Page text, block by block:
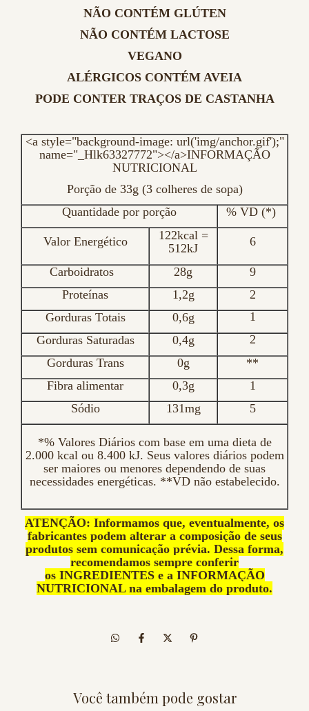
NÃO CONTÉM GLÚTEN
NÃO CONTÉM LACTOSE
VEGANO
ALÉRGICOS CONTÉM AVEIA
PODE CONTER TRAÇOS DE CASTANHA
<a style="background-image: url('img/anchor.gif');"
name="_Hlk63327772"></a>INFORMAÇÃO
NUTRICIONAL
Porção de 33g (3 colheres de sopa)
Quantidade por porção
% VD (*)
Valor Energético
122kcal =
512kJ
6
Carboidratos 28g
9
Proteínas
1,2g
2
Gorduras Totais
0,6g
1
Gorduras Saturadas
0,4g
2
Gorduras Trans
0g
**
Fibra alimentar
0,3g
1
Sódio
131mg 5
*% Valores Diários com base em uma dieta de
2.000 kcal ou 8.400 kJ. Seus valores diários podem
ser maiores ou menores dependendo de suas
necessidades energéticas. **VD não estabelecido.
ATENÇÃO: Informamos que, eventualmente, os
fabricantes podem alterar a composição de seus
produtos sem comunicação prévia. Dessa forma,
recomendamos sempre conferir
os INGREDIENTES e a INFORMAÇÃO
NUTRICIONAL na embalagem do produto.
Você também pode gostar